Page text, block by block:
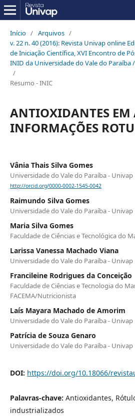
Início / Arquivos /
v. 22 n. 40 (2016): Revista Univap online
de Iniciação Científica, XVI Encontro de
INID da Universidade do Vale do Paraíba /
/
Resumo - INIC
ANTIOXIDANTES EM
INFORMAÇÕES
Vânia Thais Silva Gomes
Universidade do Vale do Paraíba - Univap
http://orcid.org/0000-0002-1545-0042
Raimundo Silva Gomes
Universidade do Vale do Paraíba - Univap
Maria Silva Gomes
Faculdade de Ciências e Tecnológica do
Larissa Vanessa Machado Viana
Universidade do Vale do Paraíba - Univap
Francileine Rodrigues da Conceição
Faculdade de Ciências e Tecnologia do
FACEMA/Nutricionista
Laís Mayara Machado de Amorim
Universidade do Vale do Paraíba - Univap
Patrícia de Souza Genaro
Universidade do Vale do Paraíba - Univap
DOI: https://doi.org/10.18066/
Palavras-chave: Antioxidantes,
industrializados